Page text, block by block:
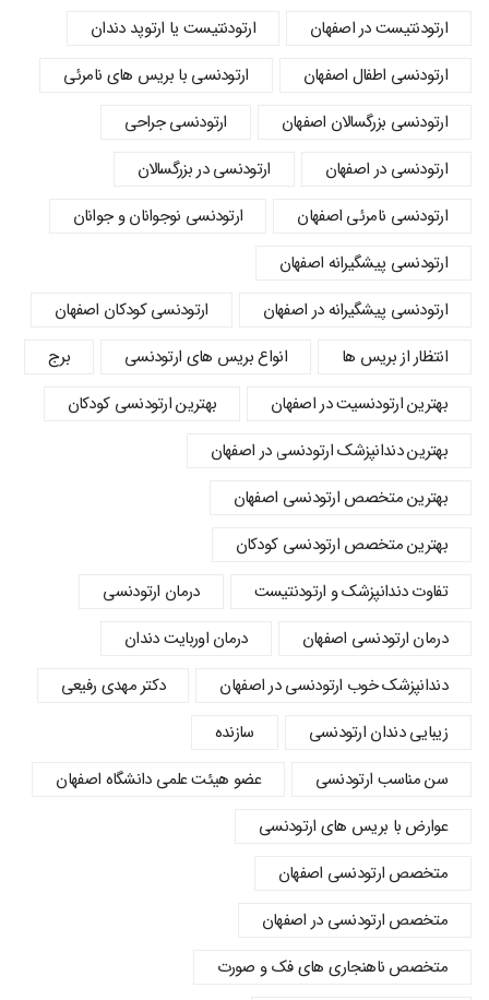
ارتودنتیست در اصفهان
ارتودنتیست یا ارتوپد دندان
ارتودنسي اطفال اصفهان
ارتودنسی با بریس های نامرئی
ارتودنسی بزرگسالان اصفهان
ارتودنسی جراحی
ارتودنسی در اصفهان
ارتودنسی در بزرگسالان
ارتودنسی نامرئی اصفهان
ارتودنسی نوجوانان و جوانان
ارتودنسی پیشگیرانه اصفهان
ارتودنسی پیشگیرانه در اصفهان
ارتودنسی کودکان اصفهان
انتظار از بریس ها
انواع بریس های ارتودنسی
برج
بهترین ارتودنسیت در اصفهان
بهترین ارتودنسی کودکان
بهترین دندانپزشک ارتودنسی در اصفهان
بهترین متخصص ارتودنسی اصفهان
بهترین متخصص ارتودنسی کودکان
تفاوت دندانپزشک و ارتودنتیست
درمان ارتودنسی
درمان ارتودنسی اصفهان
درمان اوربایت دندان
دندانپزشک خوب ارتودنسی در اصفهان
دکتر مهدی رفیعی
زیبایی دندان ارتودنسی
سازنده
سن مناسب ارتودنسی
عضو هیئت علمی دانشگاه اصفهان
عوارض با بریس های ارتودنسی
متخصص ارتودنسی اصفهان
متخصص ارتودنسی در اصفهان
متخصص ناهنجاری های فک و صورت